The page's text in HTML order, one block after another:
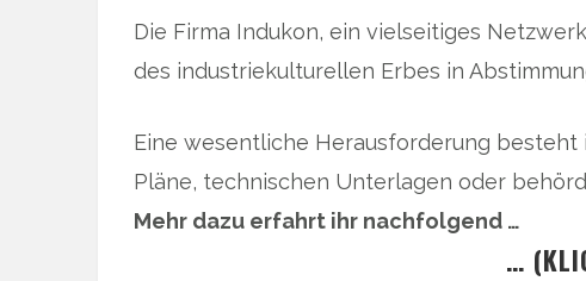
Die Firma Indukon, ein vielseitiges
des industriekulturellen Erbes in
Eine wesentliche Herausforderung
Pläne, technischen Unterlagen oder
Mehr dazu erfahrt ihr nachfolgend …
…